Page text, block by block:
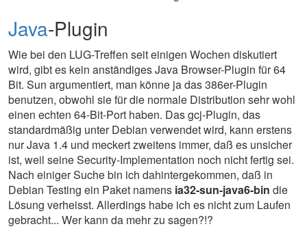
Java-Plugin
Wie bei den LUG-Treffen seit einigen Wochen diskutiert
wird, gibt es kein anständiges Java Browser-Plugin für 64
Bit. Sun argumentiert, man könne ja das 386er-Plugin
benutzen, obwohl sie für die normale Distribution sehr wohl
einen echten 64-Bit-Port haben. Das gcj-Plugin, das
standardmäßig unter Debian verwendet wird, kann erstens
nur Java 1.4 und meckert zweitens immer, daß es unsicher
ist, weil seine Security-Implementation noch nicht fertig sei.
Nach einiger Suche bin ich dahintergekommen, daß in
Debian Testing ein Paket namens ia32-sun-java6-bin die
Lösung verheisst. Allerdings habe ich es nicht zum Laufen
gebracht... Wer kann da mehr zu sagen?!?